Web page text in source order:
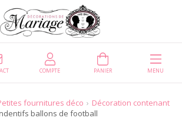
COMPTE PANIER MENU
fournitures déco
Décoration contenant
ballons de football